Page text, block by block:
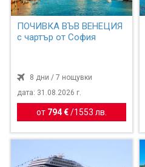
ПОЧИВКА ВЪВ ВЕНЕЦИЯ
с чартър от София
8 дни / 7 нощувки
дата: 31.08.2026 г.
от 794 € / 1553 лв.